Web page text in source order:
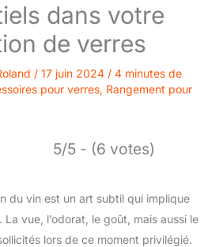
dans votre
de verres
/ 17 juin 2024 / 4 minutes de
pour verres, Rangement pour
5/5 - (6 votes)
du vin est un art subtil qui implique
La vue, l’odorat, le goût, mais aussi le
lors de ce moment privilégié.